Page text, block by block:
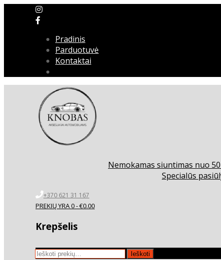
Pradinis
Parduotuvė
Kontaktai
Nemokamas siuntimas nuo
Specialūs
+370 621 31 167
PREKIŲ YRA 0 -€0.00
Krepšelis
Ieškoti: Ieškoti